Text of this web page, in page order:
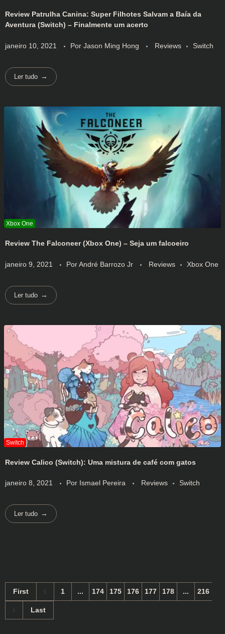
Review Patrulha Canina: Super Filhotes Salvam a Baía da
Aventura (Switch) – Finalmente um acerto
janeiro 10, 2021 Por Jason Ming Hong Reviews Switch
Ler tudo
Review The Falconeer (Xbox One) – Seja um falcoeiro
janeiro 9, 2021 PorAndré Barrozo Jr Reviews Xbox One
Ler tudo
Review Calico (Switch): Uma mistura de café com gatos
janeiro 8, 2021 Por Ismael Pereira Reviews Switch
Ler tudo
First 1 ... 174 175 176 177 178 ... 216
Last